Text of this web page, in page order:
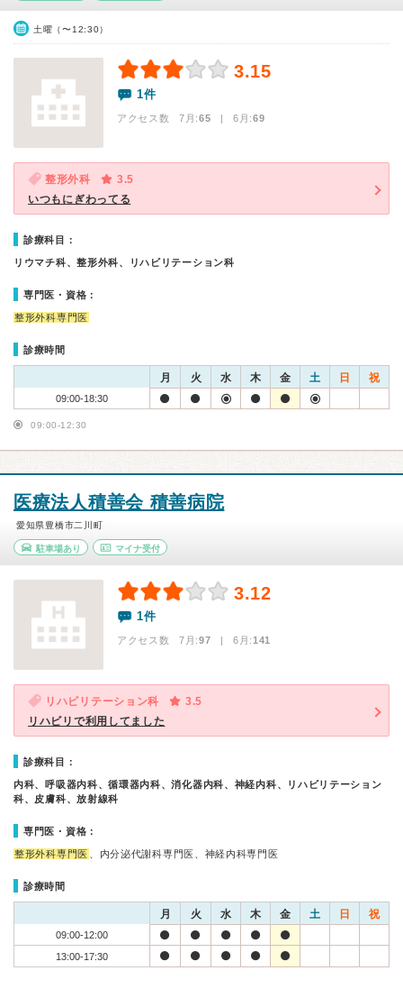
土曜（〜12:30）
3.15
1件
アクセス数 7月:65 | 6月:69
整形外科
3.5
いつもにぎわってる
診療科目：
リウマチ科、整形外科、リハビリテーション科
専門医・資格：
整形外科専門医
診療時間
月 火 水 木 金 土 日 祝
09:00-18:30
09:00-12:30
医療法人積善会 積善病院
愛知県豊橋市二川町
駐車場あり マイナ受付
3.12
1件
アクセス数 7月:97 | 6月:141
リハビリテーション科
3.5
リハビリで利用してました
診療科目：
内科、呼吸器内科、循環器内科、消化器内科、神経内科、リハビリテーション
科、皮膚科、放射線科
専門医・資格：
整形外科専門医 、内分泌代謝科専門医、神経内科専門医
診療時間
月 火 水 木 金 土 日 祝
09:00-12:00
13:00-17:30